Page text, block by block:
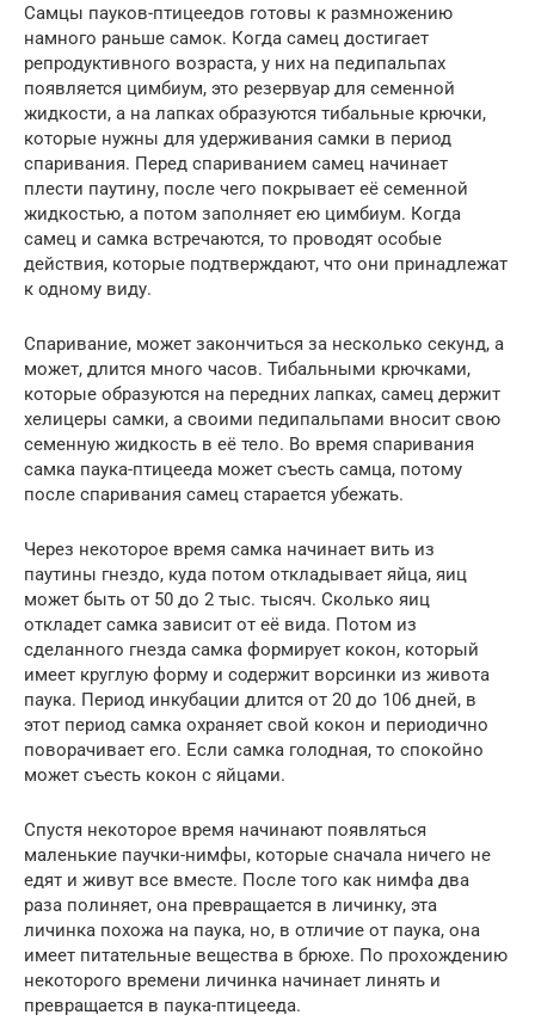
Самцы пауков-птицеедов готовы к размножению
намного раньше самок. Когда самец достигает
репродуктивного возраста, у них на педипальпах
появляется цимбиум, это резервуар для семенной
жидкости, а на лапках образуются тибальные крючки,
которые нужны для удерживания самки в период
спаривания. Перед спариванием самец начинает
плести паутину, после чего покрывает её семенной
жидкостью, а потом заполняет ею цимбиум. Когда
самец и самка встречаются, то проводят особые
действия, которые подтверждают, что они принадлежат
к одному виду.
Спаривание, может закончиться за несколько секунд, а
может, длится много часов. Тибальными крючками,
которые образуются на передних лапках, самец держит
хелицеры самки, а своими педипальпами вносит свою
семенную жидкость в её тело. Во время спаривания
самка паука-птицееда может съесть самца, потому
после спаривания самец старается убежать.
Через некоторое время самка начинает вить из
паутины гнездо, куда потом откладывает яйца, яиц
может быть от 50 до 2 тыс. тысяч. Сколько яиц
откладет самка зависит от её вида. Потом из
сделанного гнезда самка формирует кокон, который
имеет круглую форму и содержит ворсинки из живота
паука. Период инкубации длится от 20 до 106 дней, в
этот период самка охраняет свой кокон и периодично
поворачивает его. Если самка голодная, то спокойно
может съесть кокон с яйцами.
Спустя некоторое время начинают появляться
маленькие паучки-нимфы, которые сначала ничего не
едят и живут все вместе. После того как нимфа два
раза полиняет, она превращается в личинку, эта
личинка похожа на паука, но, в отличие от паука, она
имеет питательные вещества в брюхе. По прохождению
некоторого времени личинка начинает линять и
превращается в паука-птицееда.